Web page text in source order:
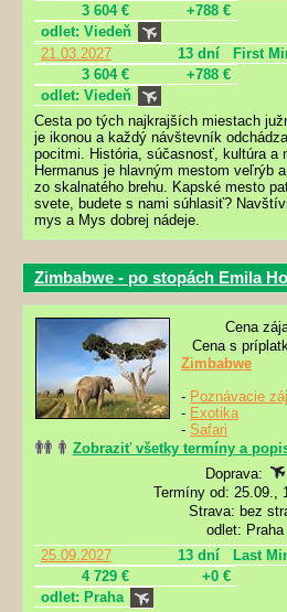
3 604 €
+788 €
odlet: Viedeň
21.03.2027
13 dní
First
3 604 €
+788 €
odlet: Viedeň
Cesta po tých najkrajších miestach
je ikonou a každý návštevník
pocitmi. História, súčasnosť, kultúra a
Hermanus je hlavným mestom veľrýb
zo skalnatého brehu. Kapské mesto
svete, budete s nami súhlasiť?
mys a Mys dobrej nádeje.
Zimbabwe - po stopách Emila
Cena
Cena s
Zimbabwe
- Poznávacie
- Exotika
- Safari
Zobraziť všetky termíny a
Doprava:
Termíny od: 25.09.,
Strava: bez
odlet: Praha
25.09.2027
13 dní
Last
4 729 €
+0 €
odlet: Praha